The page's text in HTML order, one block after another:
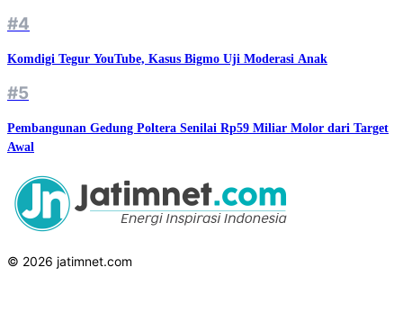
#4
Komdigi Tegur YouTube, Kasus Bigmo Uji Moderasi Anak
#5
Pembangunan Gedung Poltera Senilai Rp59 Miliar Molor dari Target
Awal
© 2026 jatimnet.com